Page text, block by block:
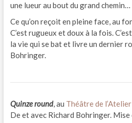
une lueur au bout du grand chemin…
Ce qu’on reçoit en pleine face, au
C’est rugueux et doux à la fois.
la vie qui se bat et livre un dernier
Bohringer.
Quinze round, au Théâtre de l’Atelier
De et avec Richard Bohringer. Mise